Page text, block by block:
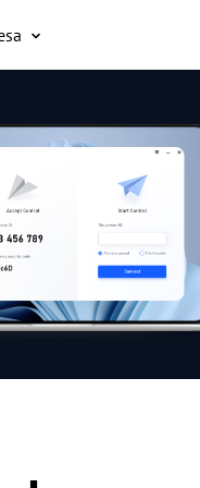
¿Por qué AnyViewer?